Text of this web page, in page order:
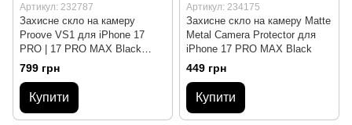
Артикул: 232787
Захисне скло на камеру
Proove VS1 для iPhone 17
PRO | 17 PRO MAX Black
Titanium
799 грн
Купити
Артикул: 234175
Захисне скло на камеру Matte
Metal Camera Protector для
iPhone 17 PRO MAX Black
449 грн
Купити